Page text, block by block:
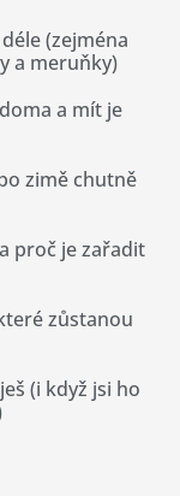
(zejména
a meruňky)
a mít je
zimě chutně
proč je zařadit
zůstanou
(i když jsi ho